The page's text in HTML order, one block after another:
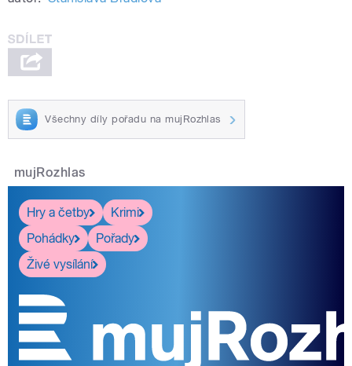
Všechny díly pořadu na mujRozhlas
mujRozhlas
Hry a četby
Krimi
Pohádky
Pořady
Živé vysílání